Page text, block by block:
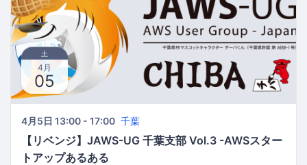
土
4月
05
4月5日 13:00 - 17:00 千葉
【リベンジ】JAWS-UG 千葉支部 Vol.3 -AWSスター
トアップあるある